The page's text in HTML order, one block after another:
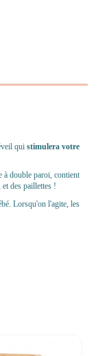
qui stimulera votre
à double paroi, contient
des paillettes !
Lorsqu'on l'agite, les